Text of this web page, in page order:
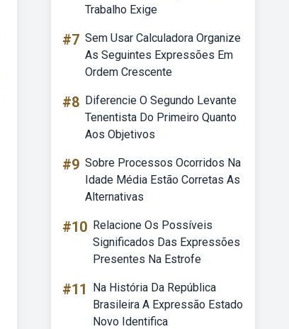
Trabalho Exige
#7 Sem Usar Calculadora Organize
As Seguintes Expressões Em
Ordem Crescente
#8 Diferencie O Segundo Levante
Tenentista Do Primeiro Quanto
Aos Objetivos
#9 Sobre Processos Ocorridos Na
Idade Média Estão Corretas As
Alternativas
#10 Relacione Os Possíveis
Significados Das Expressões
Presentes Na Estrofe
#11
Na História Da República
Brasileira A Expressão Estado
Novo Identifica